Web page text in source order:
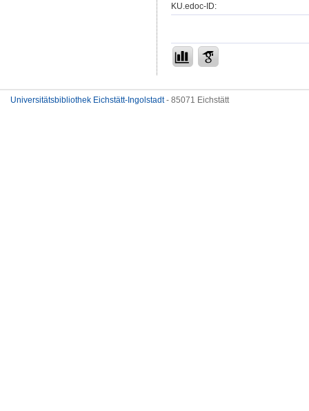
KU.edoc-ID:
Universitätsbibliothek Eichstätt-Ingolstadt- 85071 Eichstätt